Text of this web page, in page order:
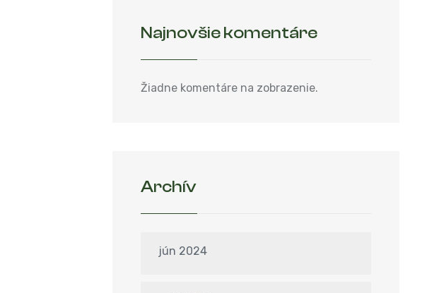
Najnovšie komentáre
Žiadne komentáre na zobrazenie.
Archív
jún 2024